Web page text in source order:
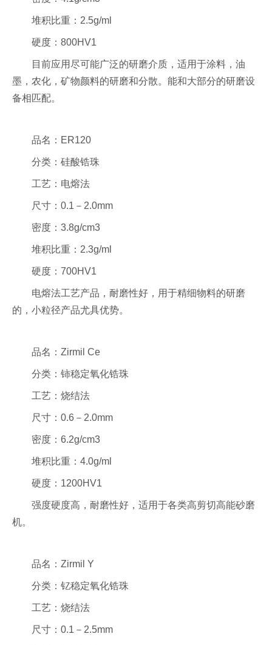
堆积比重：2.5g/ml
硬度：800HV1
目前应用尽可能广泛的研磨介质，适用于涂料，油
墨，农化，矿物颜料的研磨和分散。能和大部分的研磨设
备相匹配。
品名：ER120
分类：硅酸锆珠
工艺：电熔法
尺寸：0.1－2.0mm
密度：3.8g/cm3
堆积比重：2.3g/ml
硬度：700HV1
电熔法工艺产品，耐磨性好，用于精细物料的研磨
的，小粒径产品尤具优势。
品名：Zirmil Ce
分类：铈稳定氧化锆珠
工艺：烧结法
尺寸：0.6－2.0mm
密度：6.2g/cm3
堆积比重：4.0g/ml
硬度：1200HV1
强度硬度高，耐磨性好，适用于各类高剪切高能砂磨
机。
品名：Zirmil Y
分类：钇稳定氧化锆珠
工艺：烧结法
尺寸：0.1－2.5mm